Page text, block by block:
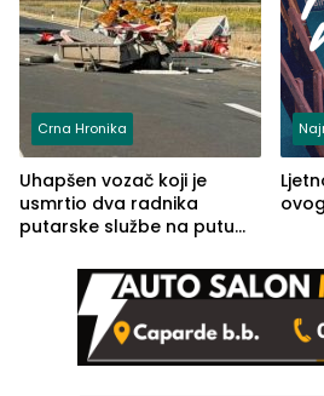
Crna Hronika
Uhapšen vozač koji je
usmrtio dva radnika
putarske službe na putu
(FOTO)